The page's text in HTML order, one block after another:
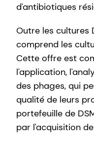
d'antibiotiques
Outre les cultures
comprend les
Cette offre est
l'application,
des phages, qui
qualité de leurs
portefeuille de
par l'acquisition